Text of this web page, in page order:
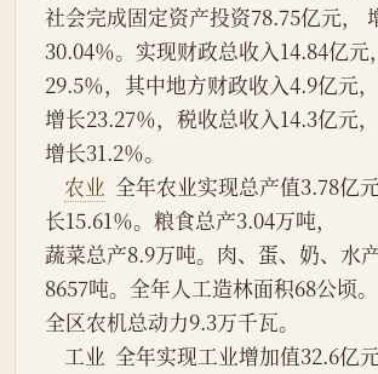
社会完成固定资产投资78.75亿元，
30.04％。实现财政总收入14.84亿元
29.5％，其中地方财政收入4.9亿元
增长23.27％，税收总收入14.3亿元，
增长31.2％。
农业
全年农业实现总产值3.78亿
长15.61％。粮食总产3.04万吨，
蔬菜总产8.9万吨。肉、蛋、奶、水
8657吨。全年人工造林面积68公顷。
全区农机总动力9.3万千瓦。